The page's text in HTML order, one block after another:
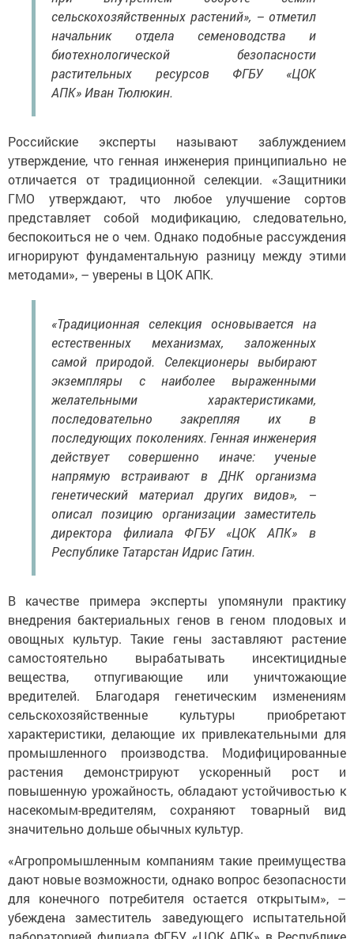
сельскохозяйственных растений», – отметил
начальник отдела семеноводства и
биотехнологической безопасности
растительных ресурсов ФГБУ «ЦОК
АПК» Иван Тюлюкин.
Российские эксперты называют заблуждением
утверждение, что генная инженерия принципиально не
отличается от традиционной селекции. «Защитники
ГМО утверждают, что любое улучшение сортов
представляет собой модификацию, следовательно,
беспокоиться не о чем. Однако подобные рассуждения
игнорируют фундаментальную разницу между этими
методами», – уверены в ЦОК АПК.
«Традиционная селекция основывается на
естественных механизмах, заложенных
самой природой. Селекционеры выбирают
экземпляры с наиболее выраженными
желательными характеристиками,
последовательно закрепляя их в
последующих поколениях. Генная инженерия
действует совершенно иначе: ученые
напрямую встраивают в ДНК организма
генетический материал других видов», –
описал позицию организации заместитель
директора филиала ФГБУ «ЦОК АПК» в
Республике Татарстан Идрис Гатин.
В качестве примера эксперты упомянули практику
внедрения бактериальных генов в геном плодовых и
овощных культур. Такие гены заставляют растение
самостоятельно вырабатывать инсектицидные
вещества, отпугивающие или уничтожающие
вредителей. Благодаря генетическим изменениям
сельскохозяйственные культуры приобретают
характеристики, делающие их привлекательными для
промышленного производства. Модифицированные
растения демонстрируют ускоренный рост и
повышенную урожайность, обладают устойчивостью к
насекомым-вредителям, сохраняют товарный вид
значительно дольше обычных культур.
«Агропромышленным компаниям такие преимущества
дают новые возможности, однако вопрос безопасности
для конечного потребителя остается открытым», –
убеждена заместитель заведующего испытательной